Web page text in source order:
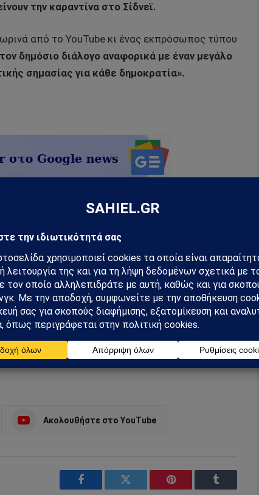
την καραντίνα στο Σίδνεϊ.
από το YouTube κι ένας εκπρόσωπος τύπου
δημόσιο διάλογο αναφορικά με έναν μεγάλο
σημασίας για κάθε δημοκρατία».
στο Google News
λαμβάνεις πρώτος τις σημαντικότερες
αναλύσεις.
source
Ακολουθήστε στο YouTube
Facebook Twitter Pinterest Tumblr